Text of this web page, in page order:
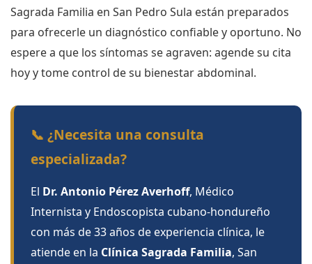
Sagrada Familia en San Pedro Sula están preparados
para ofrecerle un diagnóstico confiable y oportuno. No
espere a que los síntomas se agraven: agende su cita
hoy y tome control de su bienestar abdominal.
📞 ¿Necesita una consulta
especializada?
El Dr. Antonio Pérez Averhoff, Médico
Internista y Endoscopista cubano-hondureño
con más de 33 años de experiencia clínica, le
atiende en la Clínica Sagrada Familia, San